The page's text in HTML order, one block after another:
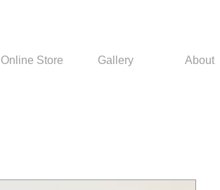
Online Store Gallery About